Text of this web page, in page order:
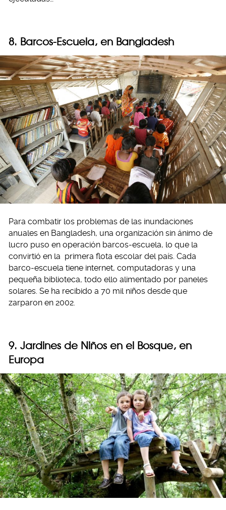
8. Barcos-Escuela, en Bangladesh
Para combatir los problemas de las inundaciones
anuales en Bangladesh, una organización sin ánimo de
lucro puso en operación barcos-escuela, lo que la
convirtió en la primera flota escolar del país. Cada
barco-escuela tiene internet, computadoras y una
pequeña biblioteca, todo ello alimentado por paneles
solares. Se ha recibido a 70 mil niños desde que
zarparon en 2002.
9. Jardines de Niños en el Bosque, en
Europa